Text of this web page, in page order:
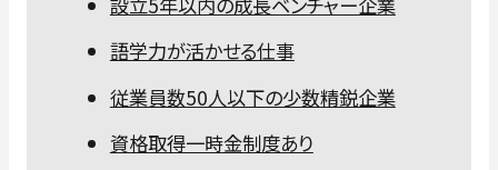
語学力が活かせる仕事
従業員数50人以下の少数精鋭企業
資格取得一時金制度あり